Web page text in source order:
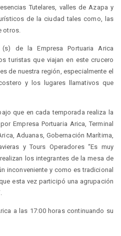
Tutelares, valles de Azapa y
de la ciudad tales como, las
otros.
(s) de la Empresa Portuaria Arica
turistas que viajan en este crucero
de nuestra región, especialmente el
y los lugares llamativos que
que en cada temporada realiza la
Empresa Portuaria Arica, Terminal
Aduanas, Gobernación Marítima,
y Tours Operadores “Es muy
los integrantes de la mesa de
inconveniente y como es tradicional
esta vez participó una agrupación
a las 17:00 horas continuando su